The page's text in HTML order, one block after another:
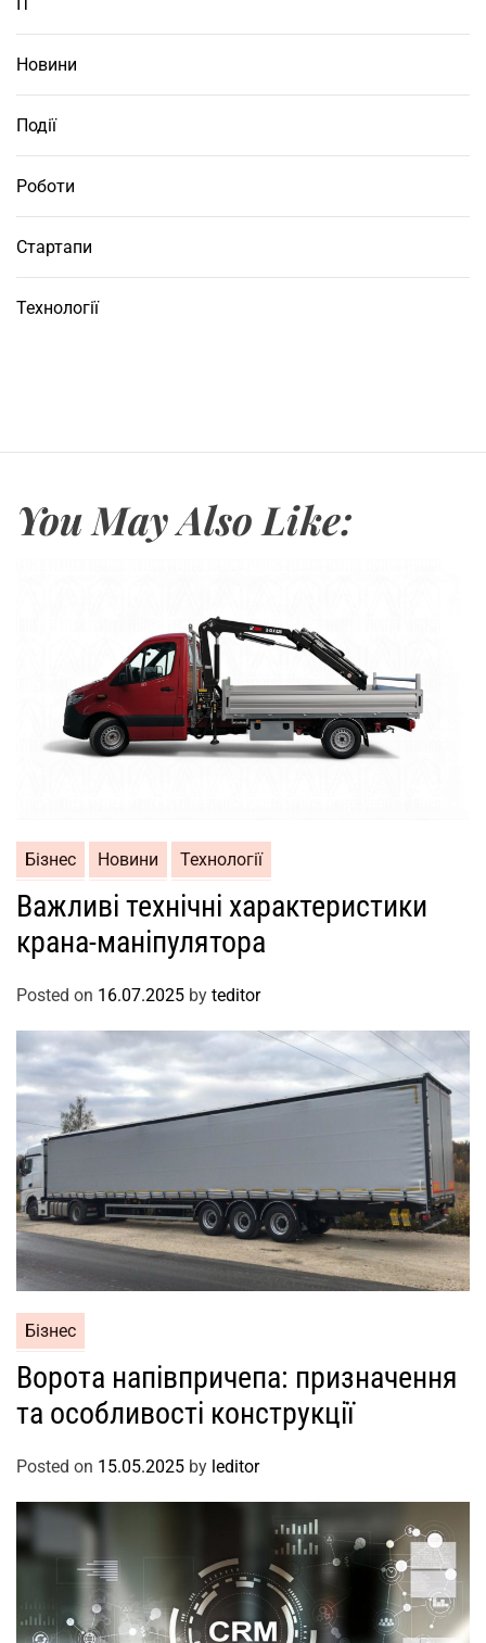
Новини
Події
Роботи
Стартапи
Технології
You May Also Like:
Бізнес Новини Технології
Важливі технічні характеристики
крана-маніпулятора
Posted on 16.07.2025 by teditor
Бізнес
Ворота напівпричепа: призначення
та особливості конструкції
Posted on 15.05.2025 by leditor